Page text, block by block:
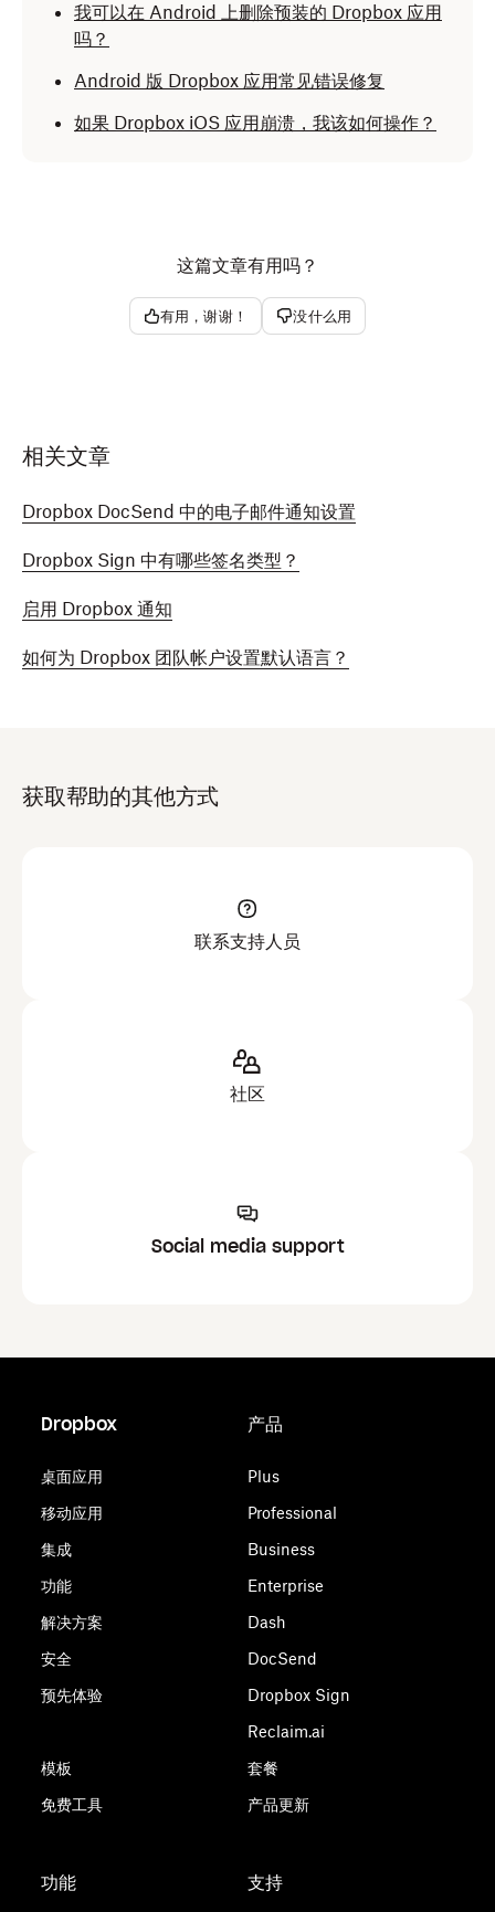
我可以在 Android 上删除预装的 Dropbox 应用
吗？
Android 版 Dropbox 应用常见错误修复
如果 Dropbox iOS 应用崩溃，我该如何操作？
这篇文章有用吗？
有用，谢谢！ 没什么用
相关文章
Dropbox DocSend 中的电子邮件通知设置
Dropbox Sign 中有哪些签名类型？
启用 Dropbox 通知
如何为 Dropbox 团队帐户设置默认语言？
获取帮助的其他方式
联系支持人员
社区
Social media support
Dropbox
桌面应用
移动应用
集成
功能
解决方案
安全
预先体验
模板
免费工具
产品
Plus
Professional
Business
Enterprise
Dash
DocSend
Dropbox Sign
Reclaim.ai
套餐
产品更新
功能 支持